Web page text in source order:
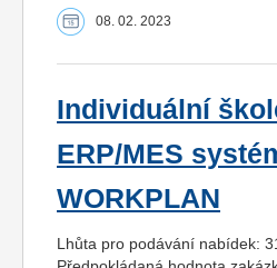
08. 02. 2023
Individuální
ERP/MES
WORKPLAN
Lhůta pro podávání nabídek: